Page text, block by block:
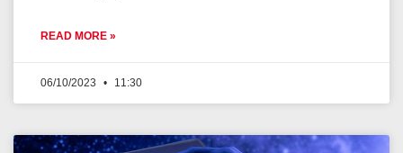
READ MORE »
06/10/2023 11:30